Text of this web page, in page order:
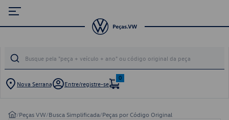
Nova Serrana Entre/registre-se
0
/Peças VW/Busca Simplificada/Peças por Código Original